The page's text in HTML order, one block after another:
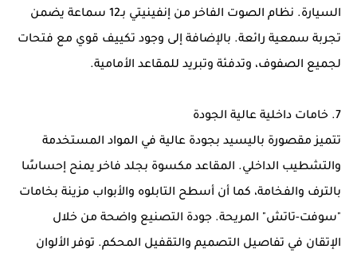
السيارة. نظام الصوت الفاخر من إنفينيتي بـ12 سماعة يضمن
تجربة سمعية رائعة. بالإضافة إلى وجود تكييف قوي مع فتحات
لجميع الصفوف، وتدفئة وتبريد للمقاعد الأمامية.
7. خامات داخلية عالية الجودة
تتميز مقصورة باليسيد بجودة عالية في المواد المستخدمة
والتشطيب الداخلي. المقاعد مكسوة بجلد فاخر يمنح إحساسًا
بالترف والفخامة، كما أن أسطح التابلوه والأبواب مزينة بخامات
"سوفت-تاتش" المريحة. جودة التصنيع واضحة من خلال
الإتقان في تفاصيل التصميم والتقفيل المحكم. توفر الألوان